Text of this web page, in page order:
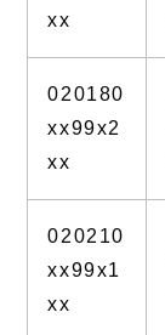
xx
020180
xx99x2
xx
020210
xx99x1
xx